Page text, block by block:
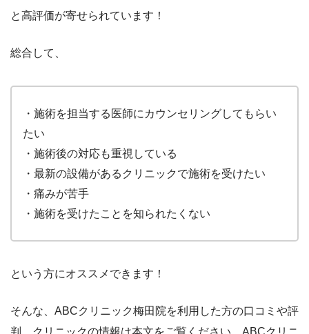
と高評価が寄せられています！
総合して、
・施術を担当する医師にカウンセリングしてもらい
たい
・施術後の対応も重視している
・最新の設備があるクリニックで施術を受けたい
・痛みが苦手
・施術を受けたことを知られたくない
という方にオススメできます！
そんな、ABCクリニック梅田院を利用した方の口コミや評
判、クリニックの情報は本文をご覧ください。ABCクリニ